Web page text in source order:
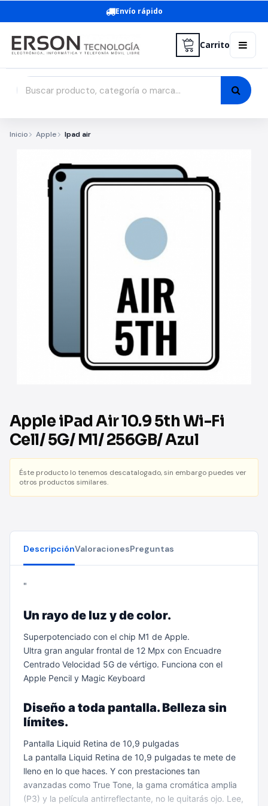
Envío rápido
Carrito
Inicio Apple Ipad air
Apple iPad Air 10.9 5th Wi-Fi
Cell/ 5G/ M1/ 256GB/ Azul
Éste producto lo tenemos descatalogado, sin embargo puedes ver
otros productos similares.
DescripciónValoracionesPreguntas
"
Un rayo de luz y de color.
Superpotenciado con el chip M1 de Apple.
Ultra gran angular frontal de 12 Mpx con Encuadre
Centrado Velocidad 5G de vértigo. Funciona con el
Apple Pencil y Magic Keyboard
Diseño a toda pantalla. Belleza sin
límites.
Pantalla Liquid Retina de 10,9 pulgadas
La pantalla Liquid Retina de 10,9 pulgadas te mete de
lleno en lo que haces. Y con prestaciones tan
avanzadas como True Tone, la gama cromática amplia
(P3) y la película antirreflectante, no le quitarás ojo. Lee,